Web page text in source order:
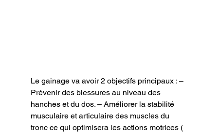
Le gainage va avoir 2 objectifs principaux : –
Prévenir des blessures au niveau des
hanches et du dos. – Améliorer la stabilité
musculaire et articulaire des muscles du
tronc ce qui optimisera les actions motrices (